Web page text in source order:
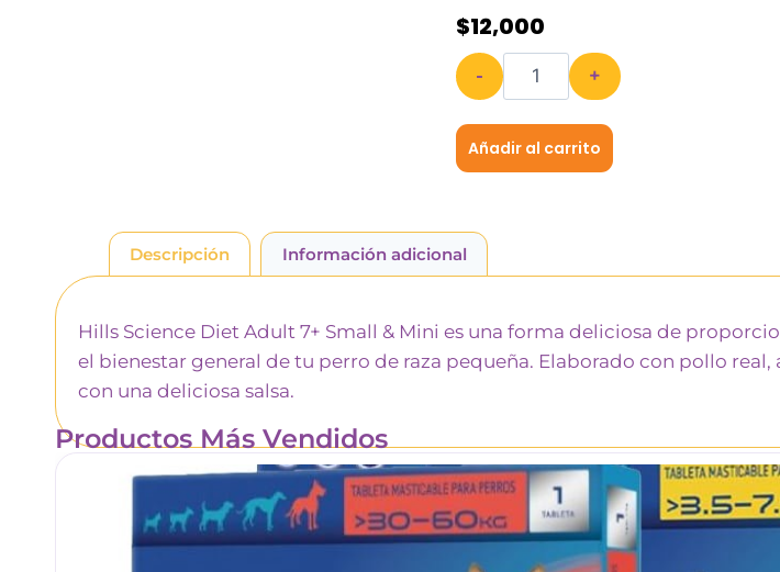
$12,000
- +
Añadir al carrito
Descripción Información adicional
Hills Science Diet Adult 7+ Small & Mini es una forma deliciosa de
el bienestar general de tu perro de raza pequeña. Elaborado con pollo
con una deliciosa salsa.
Productos Más Vendidos